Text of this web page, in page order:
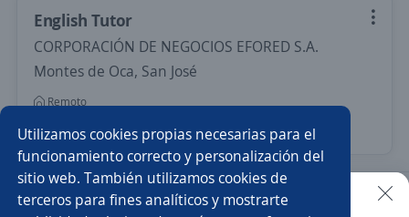
Utilizamos cookies propias necesarias para el
funcionamiento correcto y personalización del
sitio web. También utilizamos cookies de
terceros para fines analíticos y mostrarte
English Tutor
CORPORACIÓN DE NEGOCIOS EFORED S.A.
Montes de Oca, San José
Remoto
Hace 7 días
Nuevas ofertas de empleo
Avísame